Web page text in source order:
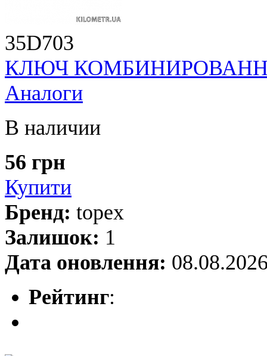
35D703
КЛЮЧ
Аналоги
В наличии
56 грн
Купити
Бренд: topex
Залишок: 1
Дата оновлення:
Рейтинг: